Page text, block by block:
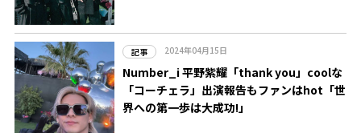
記事 2024年04月15日
Number_i 平野紫耀「thank you」coolな
「コーチェラ」出演報告もファンはhot「世
界への第一歩は大成功!」